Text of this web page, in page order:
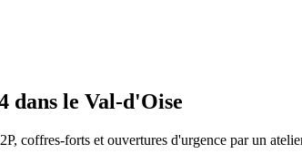
dans le Val-d'Oise
coffres-forts et ouvertures d'urgence par un